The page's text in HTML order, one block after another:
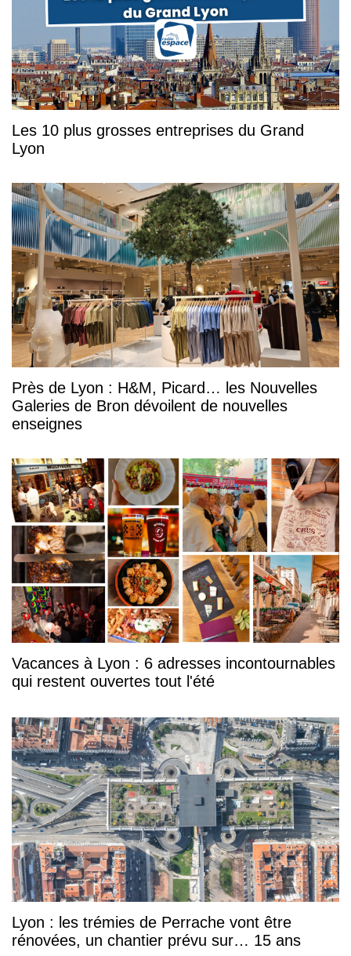
Les 10 plus grosses entreprises du Grand
Lyon
Près de Lyon : H&M, Picard… les Nouvelles
Galeries de Bron dévoilent de nouvelles
enseignes
Vacances à Lyon : 6 adresses incontournables
qui restent ouvertes tout l'été
Lyon : les trémies de Perrache vont être
rénovées, un chantier prévu sur… 15 ans